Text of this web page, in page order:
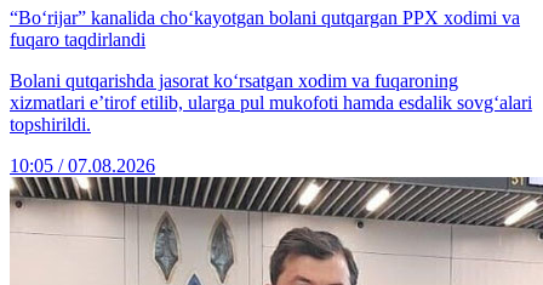
“Bo‘rijar” kanalida cho‘kayotgan bolani qutqargan PPX xodimi va
fuqaro taqdirlandi
Bolani qutqarishda jasorat ko‘rsatgan xodim va fuqaroning
xizmatlari e’tirof etilib, ularga pul mukofoti hamda esdalik sovg‘alari
topshirildi.
10:05 / 07.08.2026